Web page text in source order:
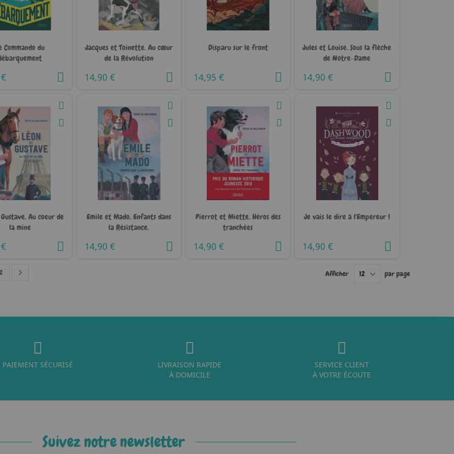
Commando du
Jacques et Toinette. Au cœur
de la Révolution
14,90 €
Disparu sur le front
14,95 €
Jules et Louise. Sous la flèche
de Notre-Dame
14,90 €
Au coeur de
la mine
Emile et Mado. Enfants dans
la Résistance.
14,90 €
Pierrot et Miette. Héros des
tranchées
14,90 €
Je vais le dire à l'Empereur !
14,90 €
actuellement la page Afficher par page
PAIEMENT SÉCURISÉ
LIVRAISON RAPIDE
À DOMICILE
SERVICE CLIENT
À VOTRE ÉCOUTE
Suivez notre newsletter